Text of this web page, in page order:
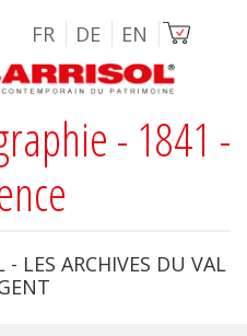
FR DE EN Image
- 1841 -
- LES ARCHIVES DU VAL